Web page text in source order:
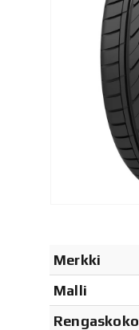
Merkki
Malli
Rengaskoko